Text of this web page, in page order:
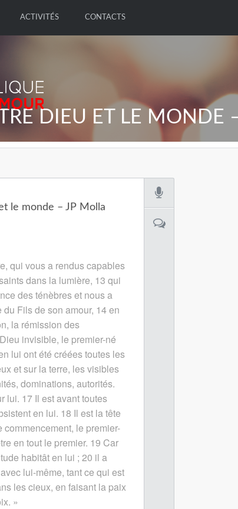
ACTIVITÉS CONTACTS
DIEU ET LE MONDE
le monde – JP Molla
qui vous a rendus capables
dans la lumière, 13 qui
des ténèbres et nous a
Fils de son amour, 14en
la rémission des
invisible, le premier-né
lui ont été créées toutes les
et sur la terre, les visibles
dominations, autorités.
lui. 17 Il est avant toutes
en lui. 18 Il est la tête
commencement, le premier-
en tout le premier. 19 Car
habitât en lui ; 20 il a
lui-même, tant ce qui est
les cieux, en faisant la paix
»